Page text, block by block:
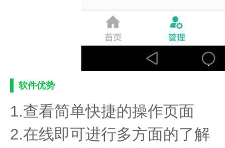
软件优势
1.查看简单快捷的操作页面
2.在线即可进行多方面的了解